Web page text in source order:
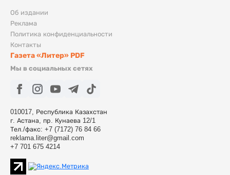
Об издании
Реклама
Политика конфиденциальности
Контакты
Газета «Литер» PDF
Мы в социальных сетях
010017, Республика Казахстан
г. Астана, пр. Кунаева 12/1
Тел./факс: +7 (7172) 76 84 66
reklama.liter@gmail.com
+7 701 675 4214